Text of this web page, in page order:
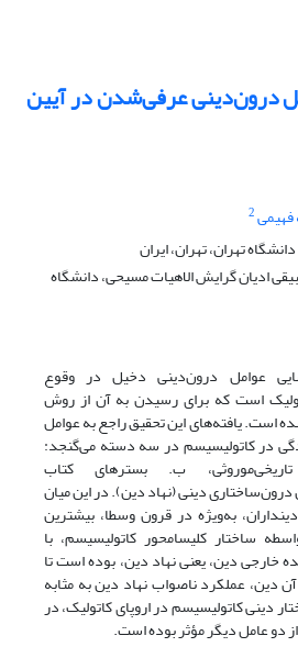
درون‌دینی عرفی‌شدن در آیین
فهیمی2
تهران، تهران، ایران
ادیان گرایش الاهیات مسیحی، دانشگاه
عوامل درون‌دینی دخیل در وقوع
است که برای رسیدن به آن از روش
است. یافته‌های این تحقیق راجع به عوامل
در کاتولیسیسم در سه دسته می‌گنجد:
ب. بسترهای کتاب
دینی (نهاد دین). در این میان
به‌ویژه در قرون وسطا، بیشترین
ساختار کلیسامحور کاتولیسیسم، با
خارجی دین، یعنی نهاد دین، بوده است تا
دین، عملکرد ناصواب نهاد دین به مثابه
دینی کاتولیسیسم در اروپای کاتولیک، در
دو عامل دیگر مؤثر بوده است.